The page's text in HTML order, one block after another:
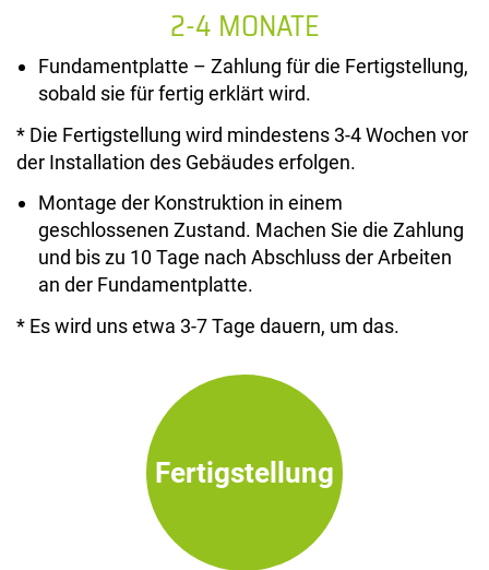
2-4 MONATE
Fundamentplatte – Zahlung für die Fertigstellung,
sobald sie für fertig erklärt wird.
* Die Fertigstellung wird mindestens 3-4 Wochen vor
der Installation des Gebäudes erfolgen.
Montage der Konstruktion in einem
geschlossenen Zustand. Machen Sie die Zahlung
und bis zu 10 Tage nach Abschluss der Arbeiten
an der Fundamentplatte.
* Es wird uns etwa 3-7 Tage dauern, um das.
Fertigstellung